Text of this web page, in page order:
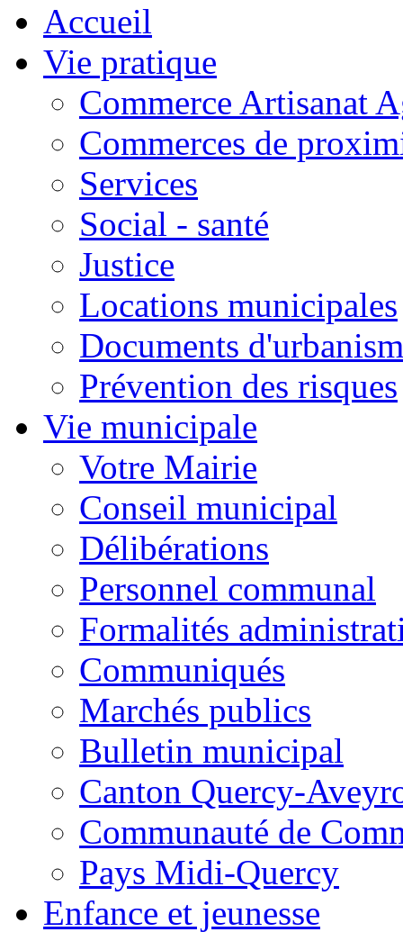
Accueil
Vie pratique
Commerce Artisanat
Commerces de
Services
Social - santé
Justice
Locations municipales
Documents
Prévention des risques
Vie municipale
Votre Mairie
Conseil municipal
Délibérations
Personnel communal
Formalités
Communiqués
Marchés publics
Bulletin municipal
Canton Quercy-
Communauté de
Pays Midi-Quercy
Enfance et jeunesse